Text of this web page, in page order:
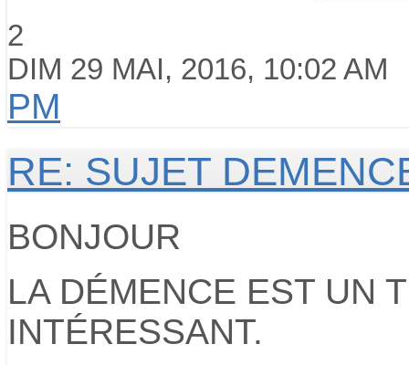
2
DIM 29 MAI, 2016, 10:02 AM
PM
RE: SUJET
BONJOUR
LA DÉMENCE EST UN
INTÉRESSANT.